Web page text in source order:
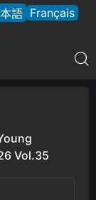
語 Français
Vol.35